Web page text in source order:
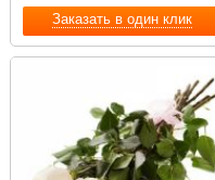
Заказать в один клик